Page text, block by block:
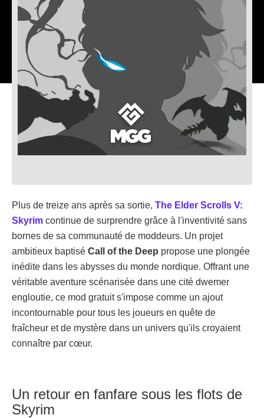
Plus de treize ans après sa sortie, The Elder Scrolls V:
Skyrim continue de surprendre grâce à l'inventivité sans
bornes de sa communauté de moddeurs. Un projet
ambitieux baptisé Call of the Deep propose une plongée
inédite dans les abysses du monde nordique. Offrant une
véritable aventure scénarisée dans une cité dwemer
engloutie, ce mod gratuit s'impose comme un ajout
incontournable pour tous les joueurs en quête de
fraîcheur et de mystère dans un univers qu'ils croyaient
connaître par cœur.
Un retour en fanfare sous les flots de
Skyrim